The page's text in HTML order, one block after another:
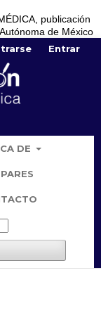
publicación
de México
DE
Entrar